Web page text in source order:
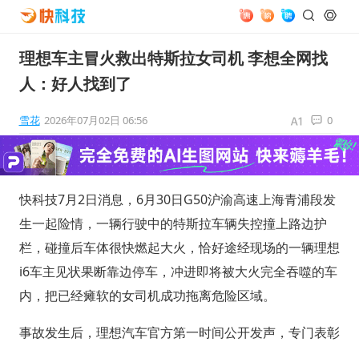
理想车主冒火救出特斯拉女司机 李想全网找
人：好人找到了
雪花 2026年07月02日 06:56 0
快科技7月2日消息，6月30日G50沪渝高速上海青浦段发
生一起险情，一辆行驶中的特斯拉车辆失控撞上路边护
栏，碰撞后车体很快燃起大火，恰好途经现场的一辆理想
i6车主见状果断靠边停车，冲进即将被大火完全吞噬的车
内，把已经瘫软的女司机成功拖离危险区域。
事故发生后，理想汽车官方第一时间公开发声，专门表彰